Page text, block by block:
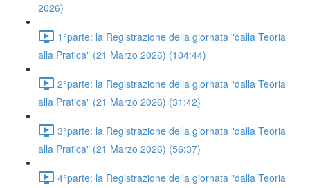
2026)
1°parte: la Registrazione della giornata "dalla Teoria
alla Pratica" (21 Marzo 2026) (104:44)
2°parte: la Registrazione della giornata "dalla Teoria
alla Pratica" (21 Marzo 2026) (31:42)
3°parte: la Registrazione della giornata "dalla Teoria
alla Pratica" (21 Marzo 2026) (56:37)
4°parte: la Registrazione della giornata "dalla Teoria